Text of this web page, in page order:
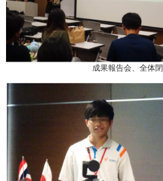
成果報告会、全体